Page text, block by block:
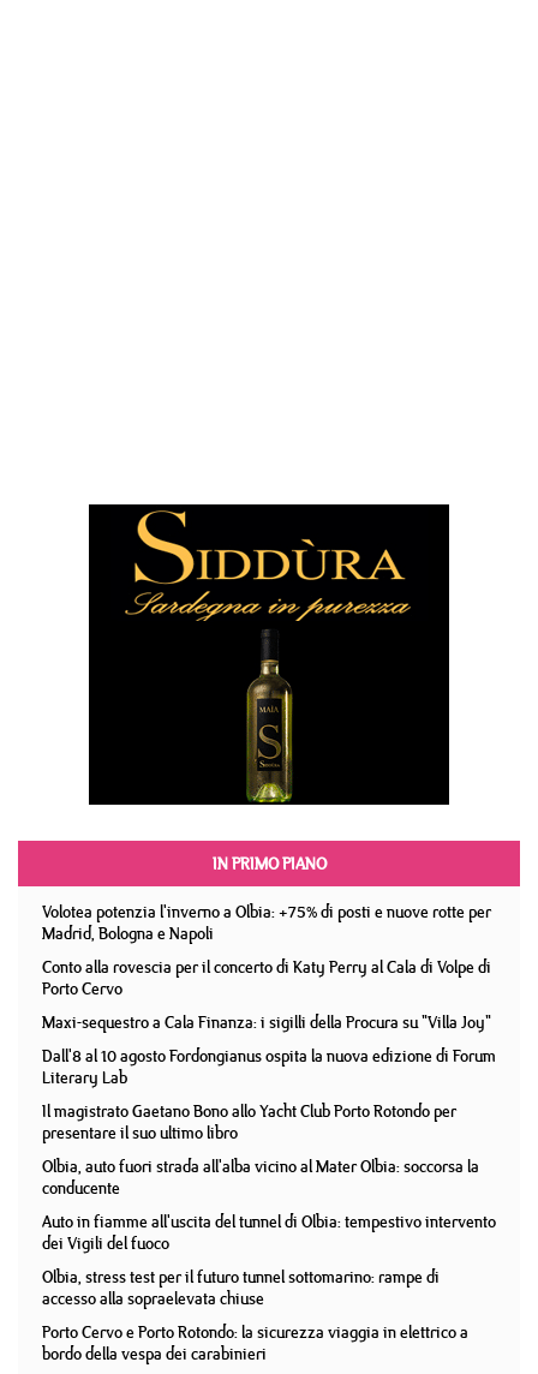
IN PRIMO PIANO
Volotea potenzia l'inverno a Olbia: +75% di posti e nuove rotte per
Madrid, Bologna e Napoli
Conto alla rovescia per il concerto di Katy Perry al Cala di Volpe di
Porto Cervo
Maxi-sequestro a Cala Finanza: i sigilli della Procura su "Villa Joy"
Dall'8 al 10 agosto Fordongianus ospita la nuova edizione di Forum
Literary Lab
Il magistrato Gaetano Bono allo Yacht Club Porto Rotondo per
presentare il suo ultimo libro
Olbia, auto fuori strada all'alba vicino al Mater Olbia: soccorsa la
conducente
Auto in fiamme all'uscita del tunnel di Olbia: tempestivo intervento
dei Vigili del fuoco
Olbia, stress test per il futuro tunnel sottomarino: rampe di
accesso alla sopraelevata chiuse
Porto Cervo e Porto Rotondo: la sicurezza viaggia in elettrico a
bordo della vespa dei carabinieri